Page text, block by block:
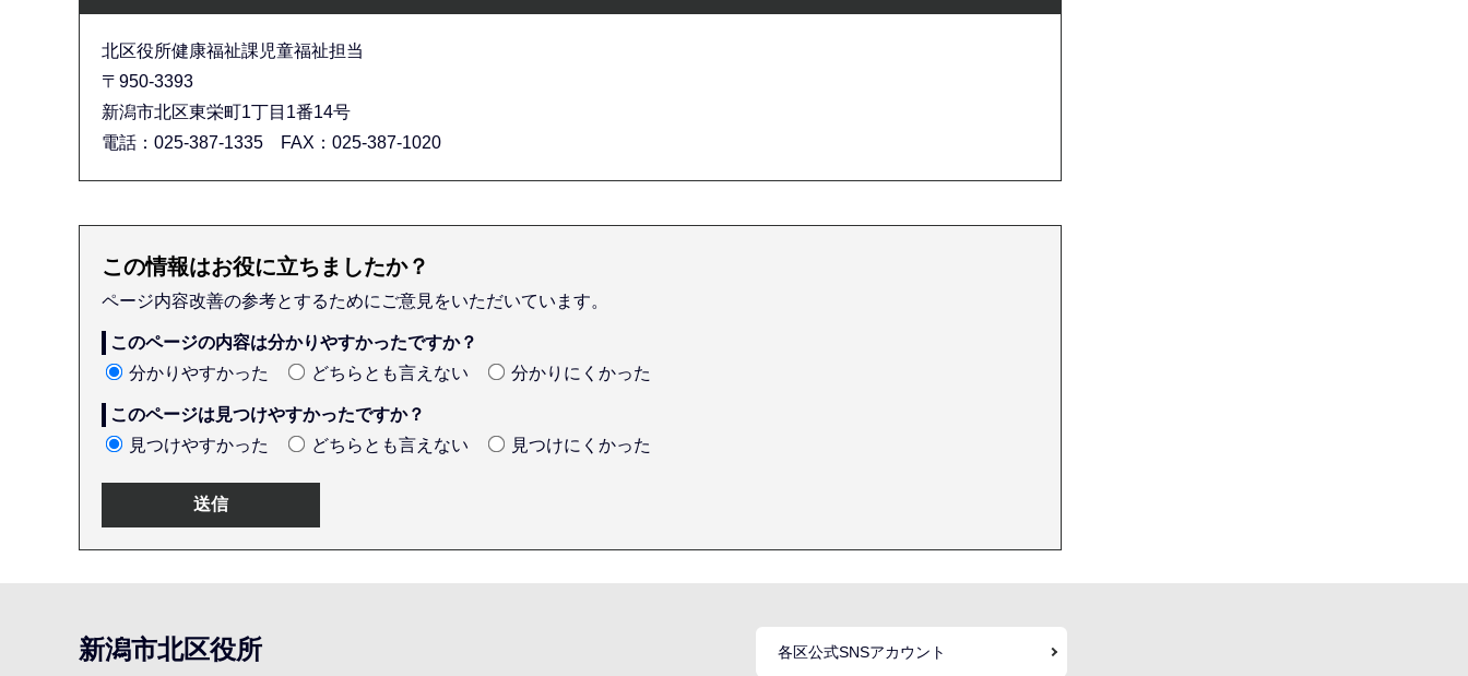
北区役所健康福祉課児童福祉担当
〒950-3393
新潟市北区東栄町1丁目1番14号
電話：025-387-1335 FAX：025-387-1020
この情報はお役に立ちましたか？
ページ内容改善の参考とするためにご意見をいただいています。
このページの内容は分かりやすかったですか？
分かりやすかった
どちらとも言えない 分かりにくかった
このページは見つけやすかったですか？
見つけやすかった
どちらとも言えない 見つけにくかった
こ
新潟市北区役所 各区公式SNSアカウント